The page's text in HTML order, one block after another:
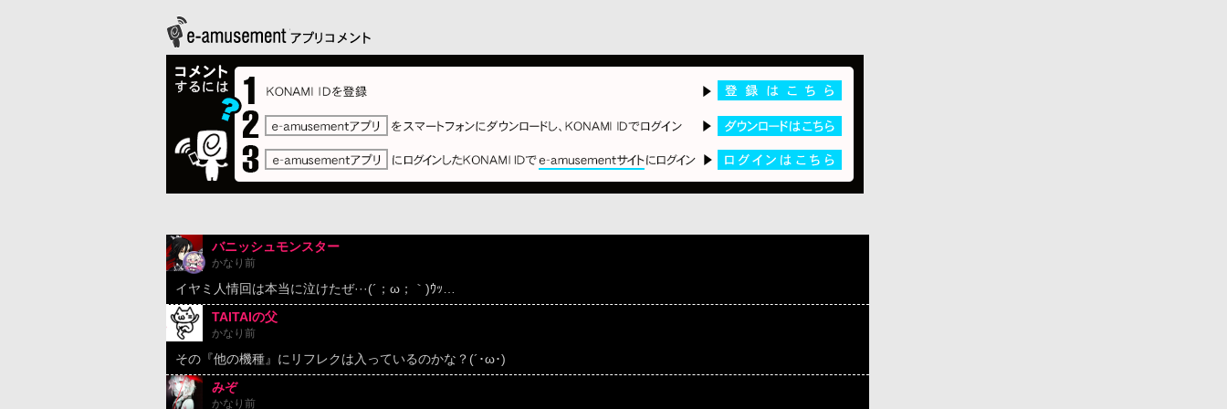
バニッシュモンスター
かなり前
イヤミ人情回は本当に泣けたぜ···(´；ω；｀)ｳｯ…
TAITAIの父
かなり前
その『他の機種』にリフレクは入っているのかな？(´･ω･)
みぞ
かなり前